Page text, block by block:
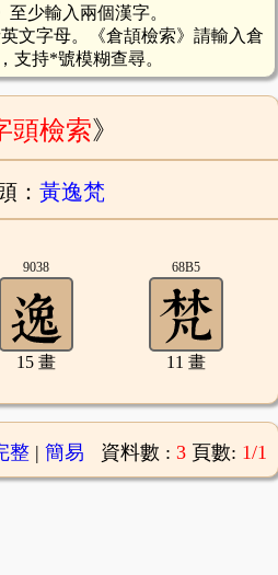
至少輸入兩個漢字。
文字母。《倉頡檢索》請輸入倉
支持*號模糊查尋。
頭檢索》
： 黃逸梵
9038
15 畫
68B5
11 畫
整| 簡易 資料數 : 3 頁數: 1/1